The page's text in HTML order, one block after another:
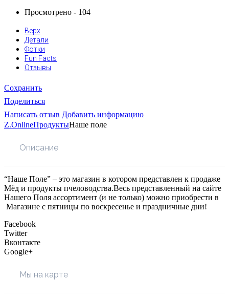
Просмотрено - 104
Верх
Детали
Фотки
Fun Facts
Отзывы
Сохранить
Поделиться
Написать отзыв Добавить информацию
Z.OnlineПродуктыНаше поле
Описание
“Наше Поле” – это магазин в котором представлен к продаже
Мёд и продукты пчеловодства.Весь представленный на сайте
Нашего Поля ассортимент (и не только) можно приобрести в
Магазине с пятницы по воскресенье и праздничные дни!
Facebook
Twitter
Вконтакте
Google+
Мы на карте